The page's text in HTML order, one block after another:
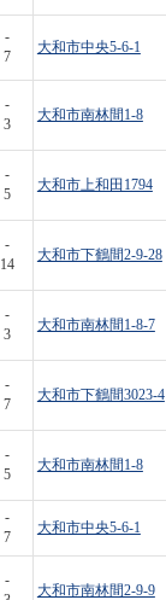
-
7
大和市中央5-6-1
-
3
大和市南林間1-8
-
5
大和市上和田1794
-
14
大和市下鶴間2-9-28
-
3
大和市南林間1-8-7
-
7
大和市下鶴間3023-4
-
5
大和市南林間1-8
-
7
大和市中央5-6-1
-
大和市南林間2-9-9